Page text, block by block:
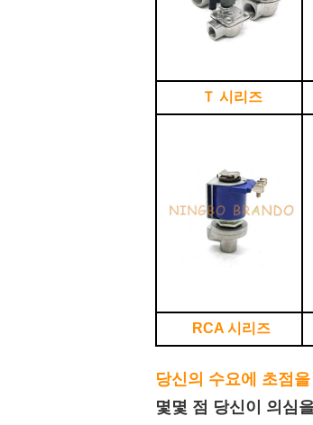
Ｔ 시리즈
RCA 시리즈
당신의 수요에 초점
몇몇 점 당신이 의심